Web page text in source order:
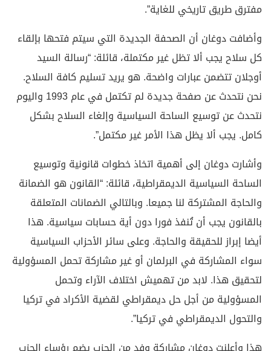
مفترق طريق تاريخي للغاية”.
وأضافت دوغان أن الصحفة الجديدة التي سيتم فتحها بإلقاء
كل سلاح يجب ألا تظل غير مكتملة، قائلة: “رسالة السيد
أوجلان تتضمن عبارات واضحة. هو يريد تسليم كافة السلاح.
نحن نتحدث عن صفحة جديدة لم تكتمل في عام 1993 واليوم
نتحدث عن توسيع الساحة السياسية وإلغاء السلاح بشكل
كامل. يجب ألا يظل هذا الأمر غير مكتمل”.
وأشارت دوغان إلى أهمية اتخاذ خطوات قانونية وتوسيع
الساحة السياسية الديمقراطية، قائلة: “القانون هو الضمانة
والحاجة المشتركة لنا جميعا. وبالتالي الضمانات المتعلقة
بالقانون يجب أن تُنفذ فورا دون أية حسابات سياسية. هذا
أيضا إبراز للحقيقة والحاجة. وعلى سائر الأحزاب السياسية
سواء المشاركة في البرلمان أو غير مشاركة تحمل المسؤولية
لتحقيق هذا. لابد من تهميش اختلاف الآراء وتحمل
المسؤولية من أجل حل ديمقراطي لقضية الأكراد في تركيا
والتحول الديمقراطي في تركيا”.